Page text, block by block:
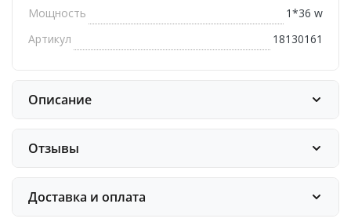
Мощность
1*36 w
Артикул
18130161
Описание
Отзывы
Доставка и оплата